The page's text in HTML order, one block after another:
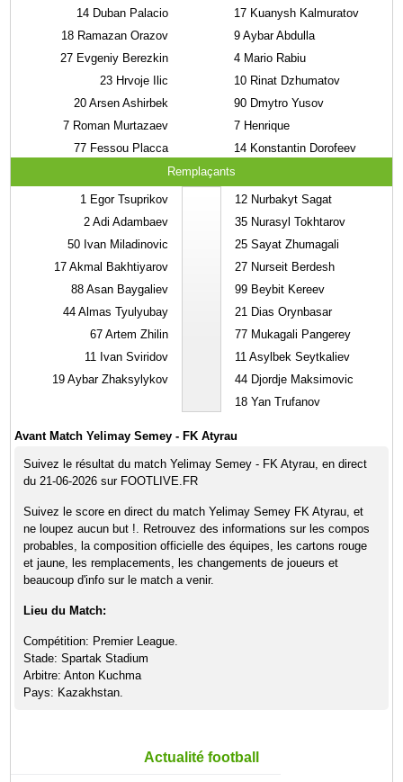
14 Duban Palacio
18 Ramazan Orazov
27 Evgeniy Berezkin
23 Hrvoje Ilic
20 Arsen Ashirbek
7 Roman Murtazaev
77 Fessou Placca
17 Kuanysh Kalmuratov
9 Aybar Abdulla
4 Mario Rabiu
10 Rinat Dzhumatov
90 Dmytro Yusov
7 Henrique
14 Konstantin Dorofeev
Remplaçants
1 Egor Tsuprikov
2 Adi Adambaev
50 Ivan Miladinovic
17 Akmal Bakhtiyarov
88 Asan Baygaliev
44 Almas Tyulyubay
67 Artem Zhilin
11 Ivan Sviridov
19 Aybar Zhaksylykov
12 Nurbakyt Sagat
35 Nurasyl Tokhtarov
25 Sayat Zhumagali
27 Nurseit Berdesh
99 Beybit Kereev
21 Dias Orynbasar
77 Mukagali Pangerey
11 Asylbek Seytkaliev
44 Djordje Maksimovic
18 Yan Trufanov
Avant Match Yelimay Semey - FK Atyrau
Suivez le résultat du match Yelimay Semey - FK Atyrau, en direct
du 21-06-2026 sur FOOTLIVE.FR
Suivez le score en direct du match Yelimay Semey FK Atyrau, et
ne loupez aucun but !. Retrouvez des informations sur les compos
probables, la composition officielle des équipes, les cartons rouge
et jaune, les remplacements, les changements de joueurs et
beaucoup d'info sur le match a venir.
Lieu du Match:
Compétition: Premier League.
Stade: Spartak Stadium
Arbitre: Anton Kuchma
Pays: Kazakhstan.
Actualité football